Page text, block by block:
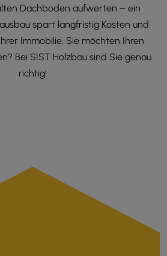
Dachboden aufwerten – ein
spart langfristig Kosten und
Immobilie. Sie möchten Ihren
Bei SIST Holzbau sind Sie genau
richtig!